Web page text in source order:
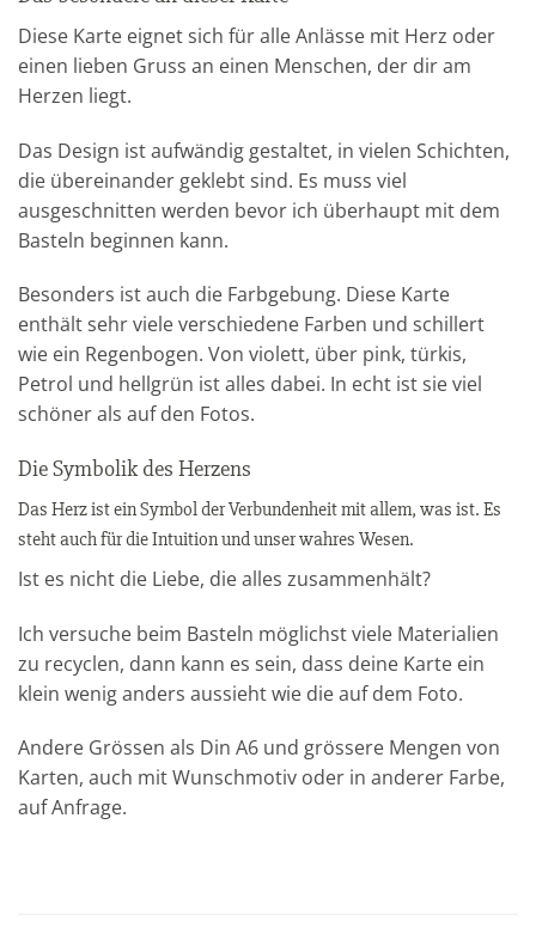
Diese Karte eignet sich für alle Anlässe mit Herz oder
einen lieben Gruss an einen Menschen, der dir am
Herzen liegt.
Das Design ist aufwändig gestaltet, in vielen Schichten,
die übereinander geklebt sind. Es muss viel
ausgeschnitten werden bevor ich überhaupt mit dem
Basteln beginnen kann.
Besonders ist auch die Farbgebung. Diese Karte
enthält sehr viele verschiedene Farben und schillert
wie ein Regenbogen. Von violett, über pink, türkis,
Petrol und hellgrün ist alles dabei. In echt ist sie viel
schöner als auf den Fotos.
Die Symbolik des Herzens
Das Herz ist ein Symbol der Verbundenheit mit allem, was ist. Es
steht auch für die Intuition und unser wahres Wesen.
Ist es nicht die Liebe, die alles zusammenhält?
Ich versuche beim Basteln möglichst viele Materialien
zu recyclen, dann kann es sein, dass deine Karte ein
klein wenig anders aussieht wie die auf dem Foto.
Andere Grössen als Din A6 und grössere Mengen von
Karten, auch mit Wunschmotiv oder in anderer Farbe,
auf Anfrage.